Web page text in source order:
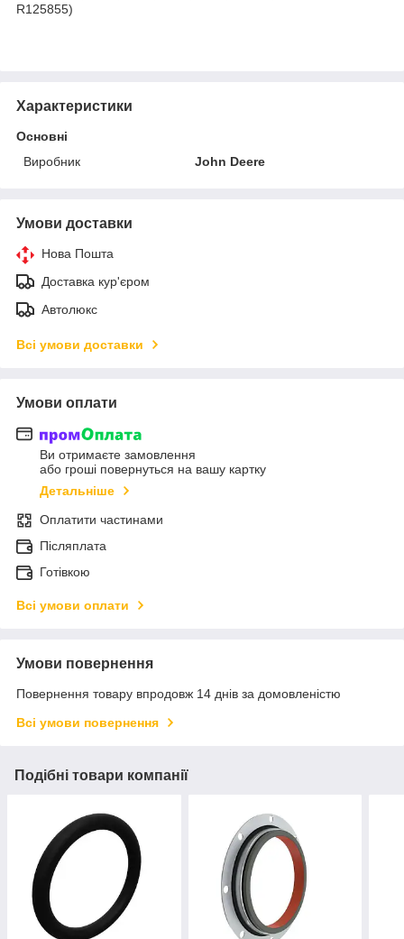
R125855)
Характеристики
Основні
Виробник
John Deere
Умови доставки
Нова Пошта
Доставка кур'єром
Автолюкс
Всі умови доставки
Умови оплати
Ви отримаєте замовлення
або гроші повернуться на вашу картку
Детальніше
Оплатити частинами
Післяплата
Готівкою
Всі умови оплати
Умови повернення
Повернення товару впродовж 14 днів за домовленістю
Всі умови повернення
Подібні товари компанії